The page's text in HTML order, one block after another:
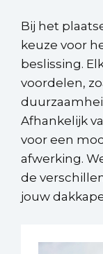
Bij het
keuze voor
beslissing.
voordelen,
Afhankelijk
voor een
afwerking.
de
jouw